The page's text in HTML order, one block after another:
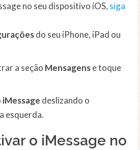
no seu dispositivo iOS, siga
do seu iPhone, iPad ou
a seção Mensagense toque
iMessage deslizando o
esquerda.
o iMessage no